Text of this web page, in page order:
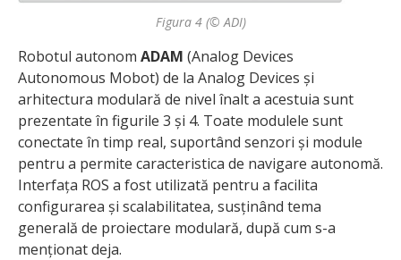
Figura 4 (© ADI)
Robotul autonom ADAM (Analog Devices
Autonomous Mobot) de la Analog Devices și
arhitectura modulară de nivel înalt a acestuia sunt
prezentate în figurile 3 și 4. Toate modulele sunt
conectate în timp real, suportând senzori și module
pentru a permite caracteristica de navigare autonomă.
Interfața ROS a fost utilizată pentru a facilita
configurarea și scalabilitatea, susținând tema
generală de proiectare modulară, după cum s-a
menționat deja.